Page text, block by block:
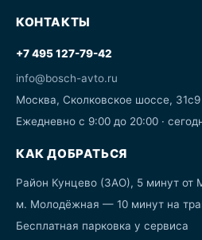
КОНТАКТЫ
+7 495 127-79-42
info@bosch-avto.ru
Москва, Сколковское шоссе, 31с9
Ежедневно с 9:00 до 20:00 ·
КАК ДОБРАТЬСЯ
Район Кунцево (ЗАО), 5 минут от
м. Молодёжная — 10 минут на
Бесплатная парковка у сервиса